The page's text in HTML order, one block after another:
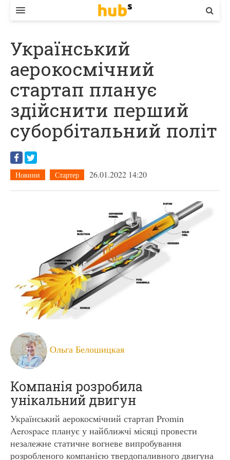
ЕКОНОМІКА
БІЗНЕС
СТАРТЕР
КОНТАКТИ
Український
аерокосмічний
стартап планує
здійснити перший
суборбітальний політ
Новини Стартер 26.01.2022 14:20
Ольга Белошицкая
Компанія розробила
унікальний двигун
Український аерокосмічний стартап Promin
Aerospace планує у найближчі місяці провести
незалежне статичне вогневе випробування
розробленого компанією твердопаливного двигуна